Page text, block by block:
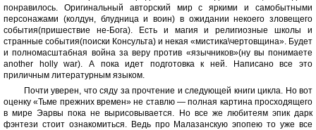
понравилось. Оригинальный авторский мир с яркими и самобытными
персонажами (колдун, блудница и воин) в ожидании некоего зловещего
события(пришествие не-Бога). Есть и магия и религиозные школы и
странные события(поиски Консульта) и некая «мистика\чертовщина». Будет
и полномасштабная война за веру против «язычников»(ну вы понимаете
another holly war). А пока идет подготовка к ней. Написано все это
приличным литературным языком.
Почти уверен, что сяду за прочтение и следующей книги цикла. Но вот
оценку «Тьме прежних времен» не ставлю — полная картина просходящего
в мире Эарвы пока не вырисовывается. Но все же любитеям эпик дарк
фэнтези стоит ознакомиться. Ведь про Малазанскую эпопею то уже все